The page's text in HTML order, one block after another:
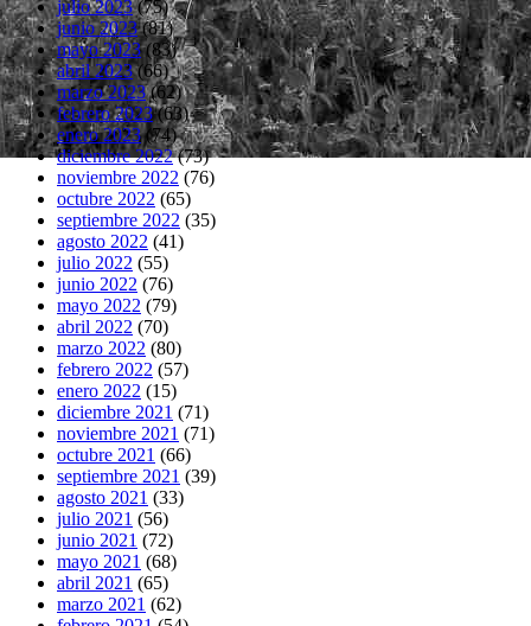
julio 2023(75)
junio 2023(81)
mayo 2023(83)
abril 2023(66)
marzo 2023(62)
febrero 2023(63)
enero 2023(74)
diciembre 2022(73)
noviembre 2022 (76)
octubre 2022 (65)
septiembre 2022 (35)
agosto 2022 (41)
julio 2022 (55)
junio 2022 (76)
mayo 2022 (79)
abril 2022 (70)
marzo 2022 (80)
febrero 2022 (57)
enero 2022 (15)
diciembre 2021 (71)
noviembre 2021 (71)
octubre 2021 (66)
septiembre 2021 (39)
agosto 2021 (33)
julio 2021 (56)
junio 2021 (72)
mayo 2021 (68)
abril 2021 (65)
marzo 2021 (62)